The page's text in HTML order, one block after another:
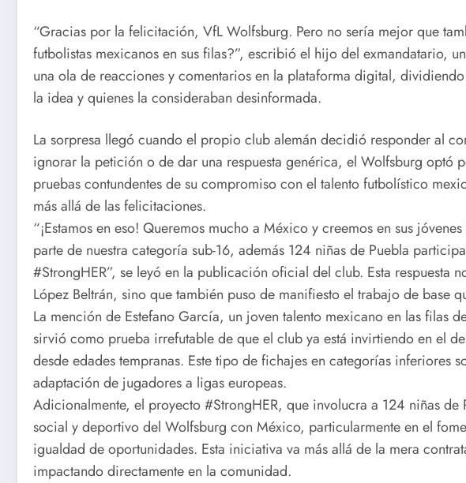
“Gracias por la felicitación, VfL Wolfsburg. Pero no sería mejor que
futbolistas mexicanos en sus filas?”, escribió el hijo del exmandatario,
una ola de reacciones y comentarios en la plataforma digital,
la idea y quienes la consideraban desinformada.
La sorpresa llegó cuando el propio club alemán decidió responder al
ignorar la petición o de dar una respuesta genérica, el Wolfsburg optó
pruebas contundentes de su compromiso con el talento futbolístico
más allá de las felicitaciones.
“¡Estamos en eso! Queremos mucho a México y creemos en sus
parte de nuestra categoría sub-16, además 124 niñas de Puebla
#StrongHER”, se leyó en la publicación oficial del club. Esta respuesta
López Beltrán, sino que también puso de manifiesto el trabajo de base
La mención de Estefano García, un joven talento mexicano en las filas
sirvió como prueba irrefutable de que el club ya está invirtiendo en el
desde edades tempranas. Este tipo de fichajes en categorías inferiores
adaptación de jugadores a ligas europeas.
Adicionalmente, el proyecto #StrongHER, que involucra a 124 niñas
social y deportivo del Wolfsburg con México, particularmente en el
igualdad de oportunidades. Esta iniciativa va más allá de la mera
impactando directamente en la comunidad.